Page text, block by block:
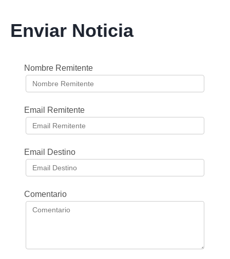
Enviar Noticia
Nombre Remitente
Email Remitente
Email Destino
Comentario